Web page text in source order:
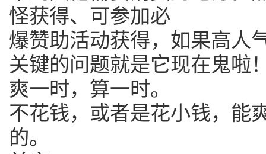
怪获得、可参加必
爆赞助活动获得，如果高人
关键的问题就是它现在鬼啦
爽一时，算一时。
不花钱，或者是花小钱，能
的。